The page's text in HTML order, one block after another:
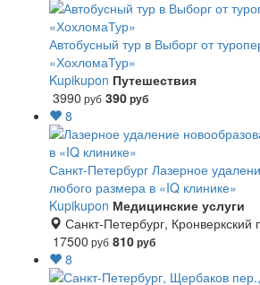
Автобусный тур в Выборг от
«ХохломаТур»
Kupikupon Путешествия
3990 руб 390руб
8
Санкт-Петербург Лазерное
любого размера в «IQ клинике»
Kupikupon Медицинские услуги
Санкт-Петербург, Кронверкский
17500 руб 810руб
8